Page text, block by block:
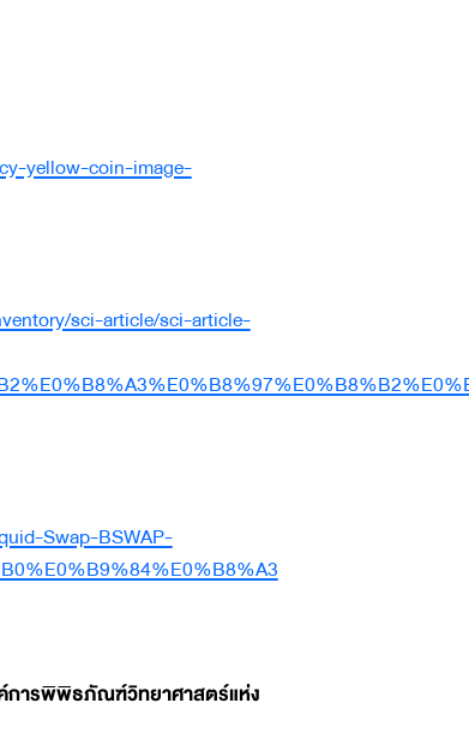
yellow-coin-image-
sci-article/sci-article-
Swap-BSWAP-
การพิพิธภัณฑ์วิทยาศาสตร์แห่ง